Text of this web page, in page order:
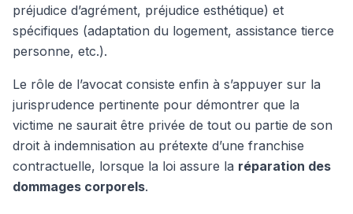
préjudice d’agrément, préjudice esthétique) et
spécifiques (adaptation du logement, assistance tierce
personne, etc.).
Le rôle de l’avocat consiste enfin à s’appuyer sur la
jurisprudence pertinente pour démontrer que la
victime ne saurait être privée de tout ou partie de son
droit à indemnisation au prétexte d’une franchise
contractuelle, lorsque la loi assure la réparation des
dommages corporels.